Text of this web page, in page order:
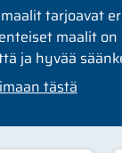
tarjoavat
maalit
ja hyvää
tästä